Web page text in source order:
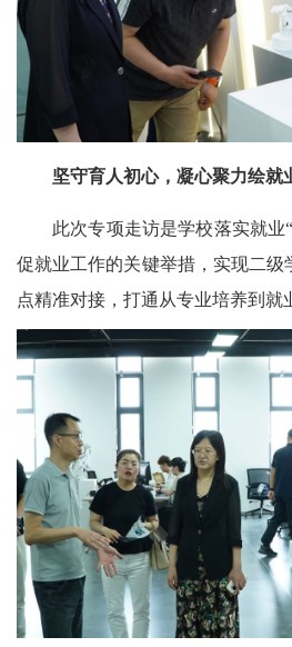
坚守育人初心，凝心聚力绘就
此次专项走访是学校落实就业
促就业工作的关键举措，实现二级
点精准对接，打通从专业培养到就